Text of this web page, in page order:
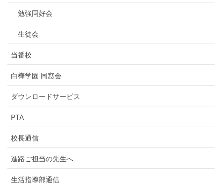
勉強同好会
生徒会
当番校
白樺学園 同窓会
ダウンロードサービス
PTA
校長通信
進路ご担当の先生へ
生活指導部通信